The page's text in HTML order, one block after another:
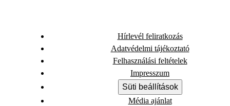
Hírlevél feliratkozás
Adatvédelmi tájékoztató
Felhasználási feltételek
Impresszum
Süti beállítások
Média ajánlat